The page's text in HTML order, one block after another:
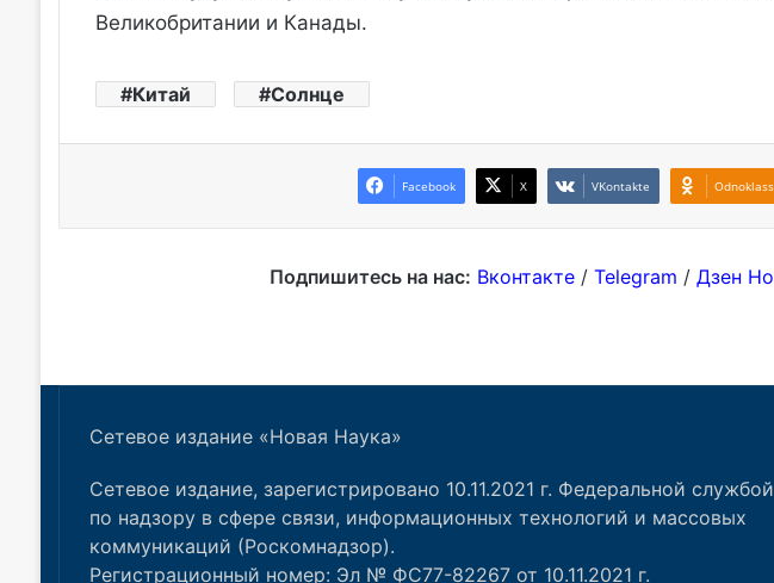
Сетевое издание «Новая Наука»
Сетевое издание, зарегистрировано 10.11.2021 г. Федеральной службой
по надзору в сфере связи, информационных технологий и массовых
коммуникаций (Роскомнадзор).
Регистрационный номер: Эл № ФС77-82267 от 10.11.2021 г.